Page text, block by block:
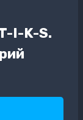
I-K-S.